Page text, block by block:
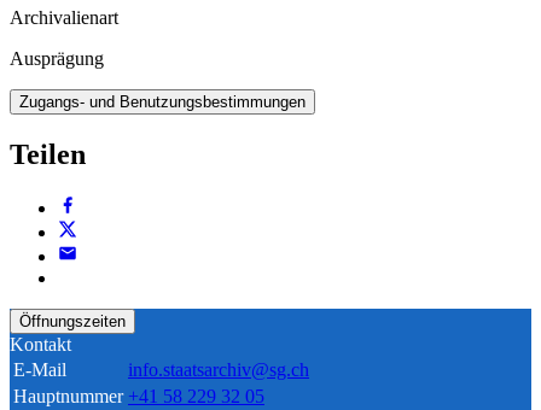
Archivalienart
Ausprägung
Zugangs- und Benutzungsbestimmungen
Teilen
Öffnungszeiten
Kontakt
E-Mail
info.staatsarchiv@sg.ch
Hauptnummer +41 58 229 32 05